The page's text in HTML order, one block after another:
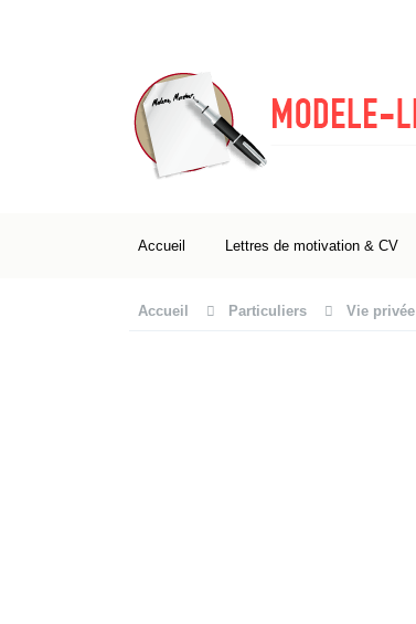
Accueil Lettres de motivation & CV
Accueil Particuliers Vie privée